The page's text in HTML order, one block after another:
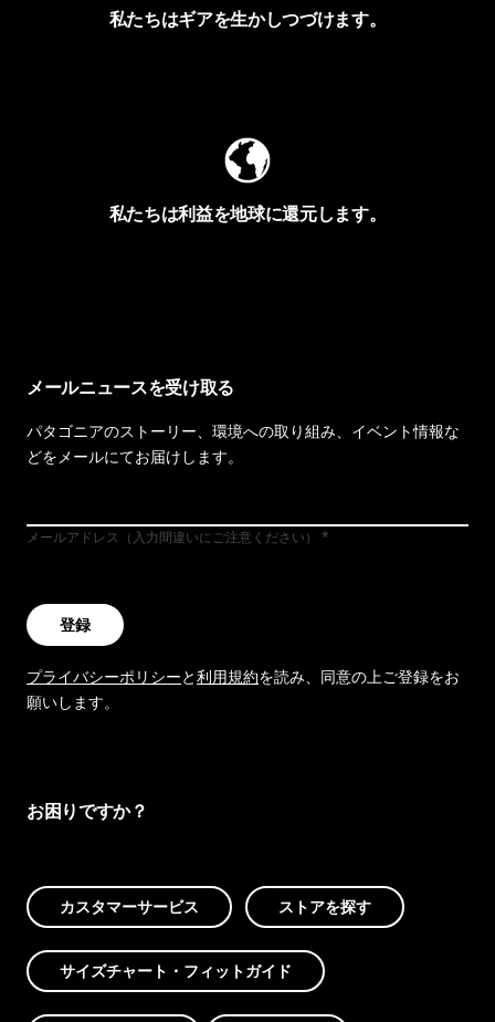
私たちはギアを生かしつづけます。
私たちは利益を地球に還元します。
メールニュースを受け取る
パタゴニアのストーリー、環境への取り組み、イベント情報な
どをメールにてお届けします。
メールアドレス（入力間違いにご注意ください）
登録
プライバシーポリシーと利用規約を読み、同意の上ご登録をお
願いします。
お困りですか？
カスタマーサービス ストアを探す
サイズチャート・フィットガイド